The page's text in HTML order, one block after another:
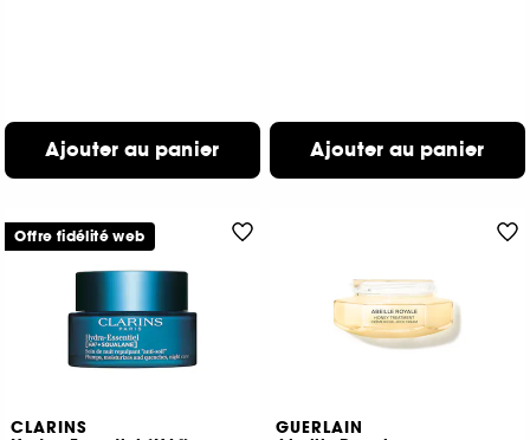
Ajouter au panier Ajouter au panier
CLARINS
Offre fidélité web
GUERLAIN